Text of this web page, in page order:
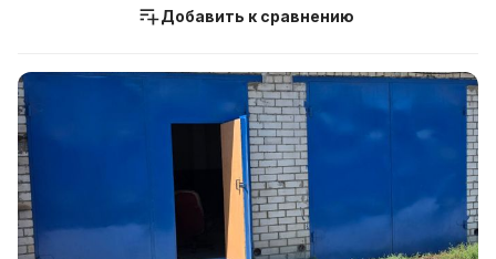
Добавить к сравнению